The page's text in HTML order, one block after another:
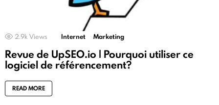
2.9k Views Internet Marketing
Revue de UpSEO.io | Pourquoi utiliser ce
logiciel de référencement?
READ MORE